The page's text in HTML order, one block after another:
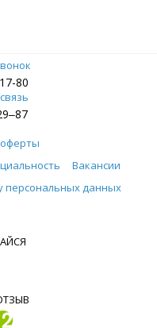
80
Вакансии
персональных данных